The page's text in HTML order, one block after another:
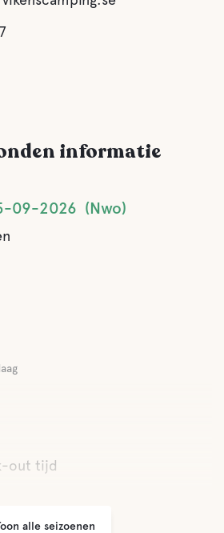
informatie
09-2026 Nwo
out tijd
alle seizoenen